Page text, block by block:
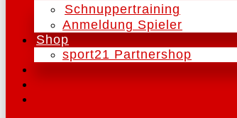
Schnuppertraining
Anmeldung Spieler
Shop
sport21 Partnershop